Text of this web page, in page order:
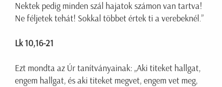
Nektek pedig minden szál hajatok számon van tartva!
Ne féljetek tehát! Sokkal többet értek ti a verebeknél.”
Lk 10,16-21
Ezt mondta az Úr tanítványainak: „Aki titeket hallgat,
engem hallgat, és aki titeket megvet, engem vet meg,